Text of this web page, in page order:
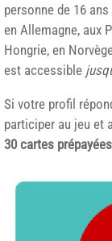
personne de 16
en Allemagne, aux
Hongrie, en
est accessible
Si votre profil
participer au jeu et
30 cartes